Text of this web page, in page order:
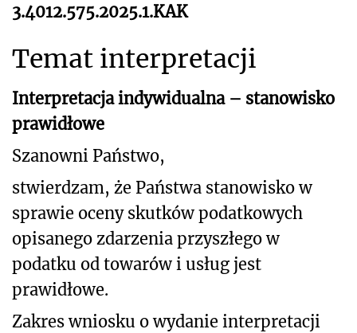
3.4012.575.2025.1.KAK
Temat interpretacji
Interpretacja indywidualna – stanowisko
prawidłowe
Szanowni Państwo,
stwierdzam, że Państwa stanowisko w
sprawie oceny skutków podatkowych
opisanego zdarzenia przyszłego w
podatku od towarów i usług jest
prawidłowe.
Zakres wniosku o wydanie interpretacji